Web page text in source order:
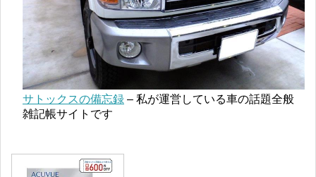
サトックスの備忘録 – 私が運営している車の話題全般
雑記帳サイトです